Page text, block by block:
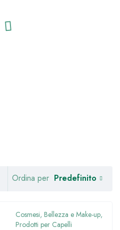
Ordina per Predefinito
Cosmesi, Bellezza e Make-up,
Prodotti per Capelli